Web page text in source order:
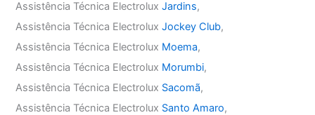
Assistência Técnica ElectroluxJardins,
Assistência Técnica ElectroluxJockey Club,
Assistência Técnica Electrolux Moema,
Assistência Técnica Electrolux Morumbi,
Assistência Técnica Electrolux Sacomã,
Assistência Técnica Electrolux Santo Amaro,